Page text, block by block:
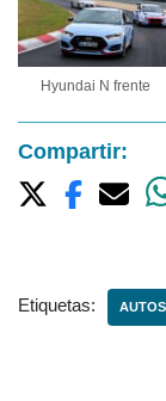
Hyundai N frente
Compartir:
Etiquetas: